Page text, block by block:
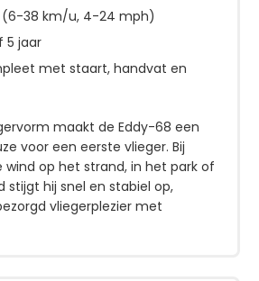
(6-38 km/u, 4-24 mph)
5 jaar
met staart, handvat en
maakt de Eddy-68 een
voor een eerste vlieger. Bij
op het strand, in het park of
stijgt hij snel en stabiel op,
vliegerplezier met